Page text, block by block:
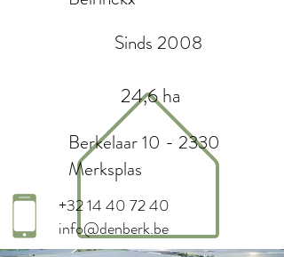
Sinds 2008
24,6 ha
Berkelaar 10 - 2330
Merksplas
+32 14 40 72 40
info@denberk.be